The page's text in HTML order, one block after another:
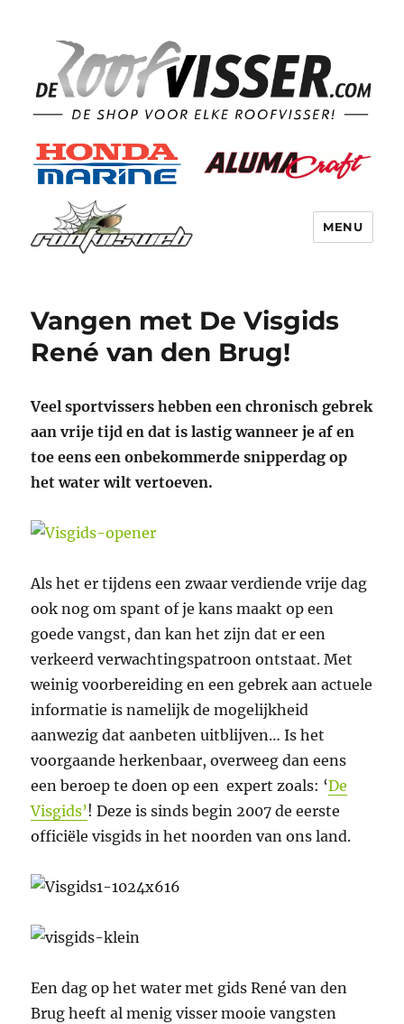
MENU
Vangen met De Visgids
René van den Brug!
Veel sportvissers hebben een chronisch gebrek
aan vrije tijd en dat is lastig wanneer je af en
toe eens een onbekommerde snipperdag op
het water wilt vertoeven.
Als het er tijdens een zwaar verdiende vrije dag
ook nog om spant of je kans maakt op een
goede vangst, dan kan het zijn dat er een
verkeerd verwachtingspatroon ontstaat. Met
weinig voorbereiding en een gebrek aan actuele
informatie is namelijk de mogelijkheid
aanwezig dat aanbeten uitblijven… Is het
voorgaande herkenbaar, overweeg dan eens
een beroep te doen op een expert zoals: ‘De
Visgids’! Deze is sinds begin 2007 de eerste
officiële visgids in het noorden van ons land.
Een dag op het water met gids René van den
Brug heeft al menig visser mooie vangsten